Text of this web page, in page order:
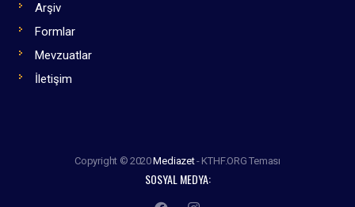
Arşiv
Formlar
Mevzuatlar
İletişim
Copyright © 2020Mediazet- KTHF.ORG Teması
SOSYAL MEDYA: